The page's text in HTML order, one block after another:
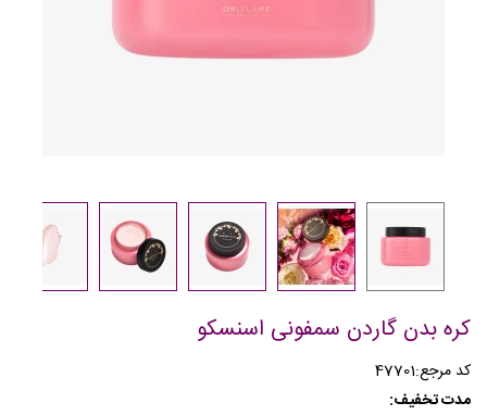
کره بدن گاردن سمفونی اسنسکو
کد مرجع:47701
مدت تخفیف: